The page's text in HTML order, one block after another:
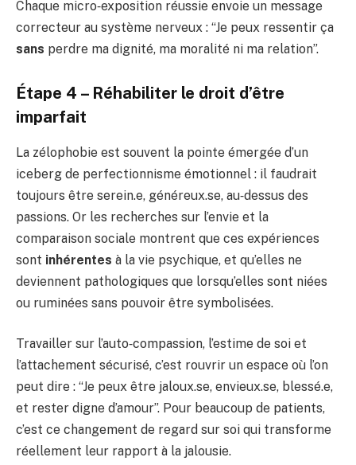
Chaque micro‑exposition réussie envoie un message
correcteur au système nerveux : “Je peux ressentir ça
sans perdre ma dignité, ma moralité ni ma relation”.
Étape 4 – Réhabiliter le droit d’être
imparfait
La zélophobie est souvent la pointe émergée d’un
iceberg de perfectionnisme émotionnel : il faudrait
toujours être serein.e, généreux.se, au‑dessus des
passions. Or les recherches sur l’envie et la
comparaison sociale montrent que ces expériences
sont inhérentes à la vie psychique, et qu’elles ne
deviennent pathologiques que lorsqu’elles sont niées
ou ruminées sans pouvoir être symbolisées.
Travailler sur l’auto‑compassion, l’estime de soi et
l’attachement sécurisé, c’est rouvrir un espace où l’on
peut dire : “Je peux être jaloux.se, envieux.se, blessé.e,
et rester digne d’amour”. Pour beaucoup de patients,
c’est ce changement de regard sur soi qui transforme
réellement leur rapport à la jalousie.